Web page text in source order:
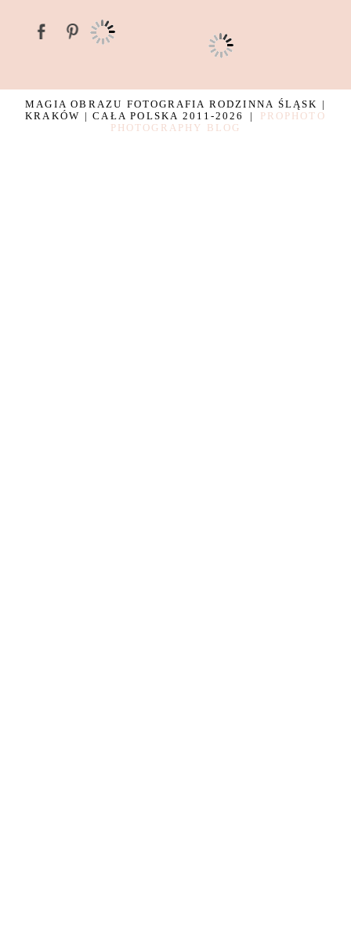
MAGIA OBRAZU FOTOGRAFIA RODZINNA ŚLĄSK |
KRAKÓW | CAŁA POLSKA 2011-2026
|
PROPHOTO
PHOTOGRAPHY BLOG